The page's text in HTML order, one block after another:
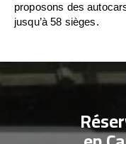
proposons des
jusqu’à 58 sièges.